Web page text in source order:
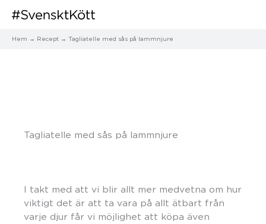
Hem Recept Tagliatelle med sås på lammnjure
Tagliatelle med sås på lammnjure
I takt med att vi blir allt mer medvetna om hur
viktigt det är att ta vara på allt ätbart från
varje djur får vi möjlighet att köpa även